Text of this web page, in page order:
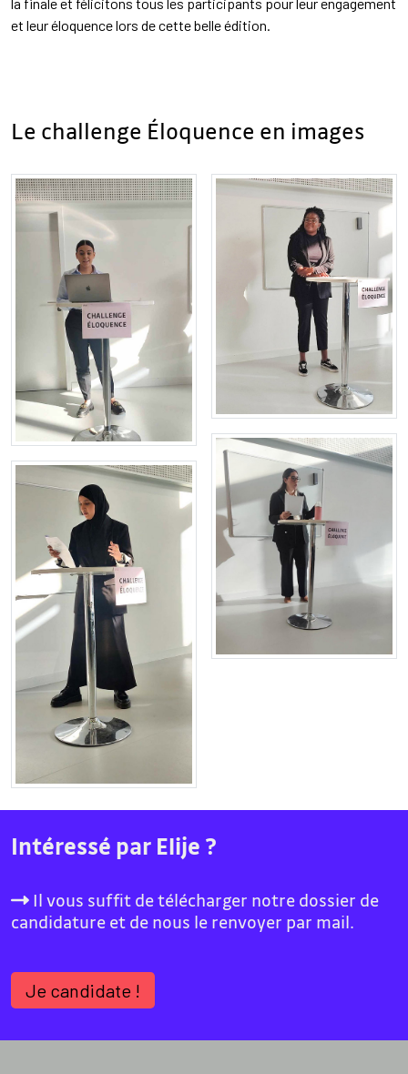
la finale et félicitons tous les participants pour leur engagement
et leur éloquence lors de cette belle édition.
Le challenge Éloquence en images
Intéressé par Elije ?
Il vous suffit de télécharger notre dossier de
candidature et de nous le renvoyer par mail.
Je candidate !